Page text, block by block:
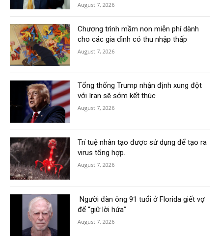
August 7, 2026
Chương trình mầm non miễn phí dành
cho các gia đình có thu nhập thấp
August 7, 2026
Tổng thống Trump nhận định xung đột
với Iran sẽ sớm kết thúc
August 7, 2026
Trí tuệ nhân tạo được sử dụng để tạo ra
virus tổng hợp.
August 7, 2026
Người đàn ông 91 tuổi ở Florida giết vợ
để “giữ lời hứa”
August 7, 2026